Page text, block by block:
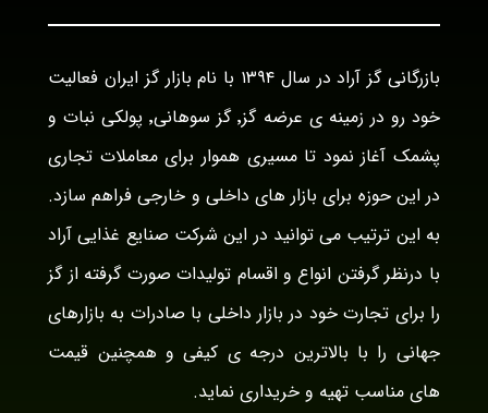
بازرگانی گز آراد در سال ۱۳۹۴ با نام بازار گز ایران فعالیت
خود رو در زمینه ی عرضه گز٬ گز سوهانی٬ پولکی نبات و
پشمک آغاز نمود تا مسیری هموار برای معاملات تجاری
در این حوزه برای بازار های داخلی و خارجی فراهم سازد.
به این ترتیب می توانید در این شرکت صنایع غذایی آراد
با درنظر گرفتن انواع و اقسام تولیدات صورت گرفته از گز
را برای تجارت خود در بازار داخلی با صادرات به بازارهای
جهانی را با بالاترین درجه ی کیفی و همچنین قیمت
های مناسب تهیه و خریداری نماید.